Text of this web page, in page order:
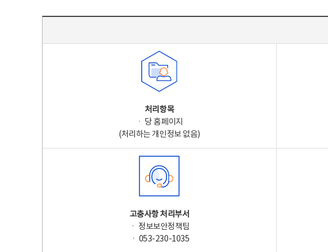
처리항목
ㆍ 당 홈페이지
(처리하는 개인정보 없음)
고충사항 처리부서
ㆍ 정보보안정책팀
ㆍ 053-230-1035